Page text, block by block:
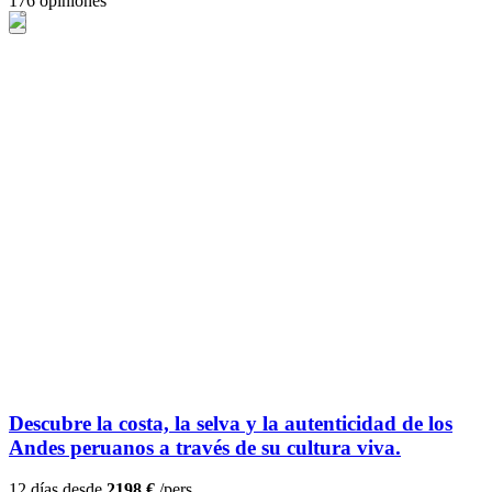
Descubre la costa, la selva y la autenticidad de los
Andes peruanos a través de su cultura viva.